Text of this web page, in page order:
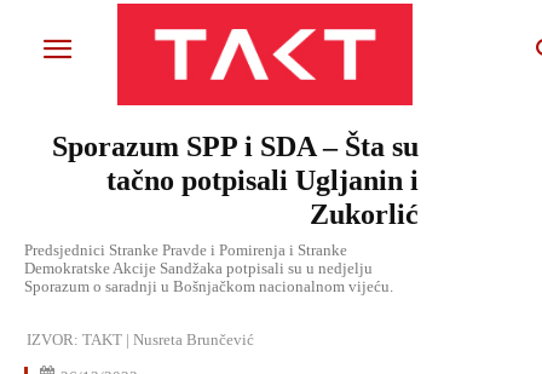
Sporazum SPP i SDA – Šta su
tačno potpisali Ugljanin i
Zukorlić
Predsjednici Stranke Pravde i Pomirenja i Stranke
Demokratske Akcije Sandžaka potpisali su u nedjelju
Sporazum o saradnji u Bošnjačkom nacionalnom vijeću.
IZVOR: TAKT | Nusreta Brunčević